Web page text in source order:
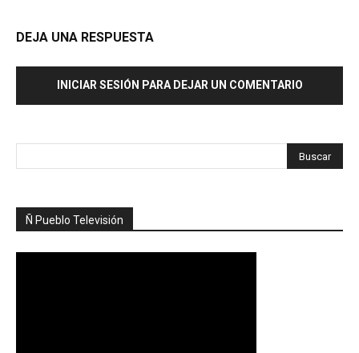
DEJA UNA RESPUESTA
INICIAR SESIÓN PARA DEJAR UN COMENTARIO
Ñ Pueblo Televisión